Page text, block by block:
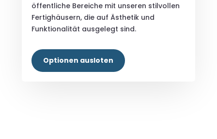
öffentliche Bereiche mit unseren stilvollen
Fertighäusern, die auf Ästhetik und
Funktionalität ausgelegt sind.
Optionen ausloten